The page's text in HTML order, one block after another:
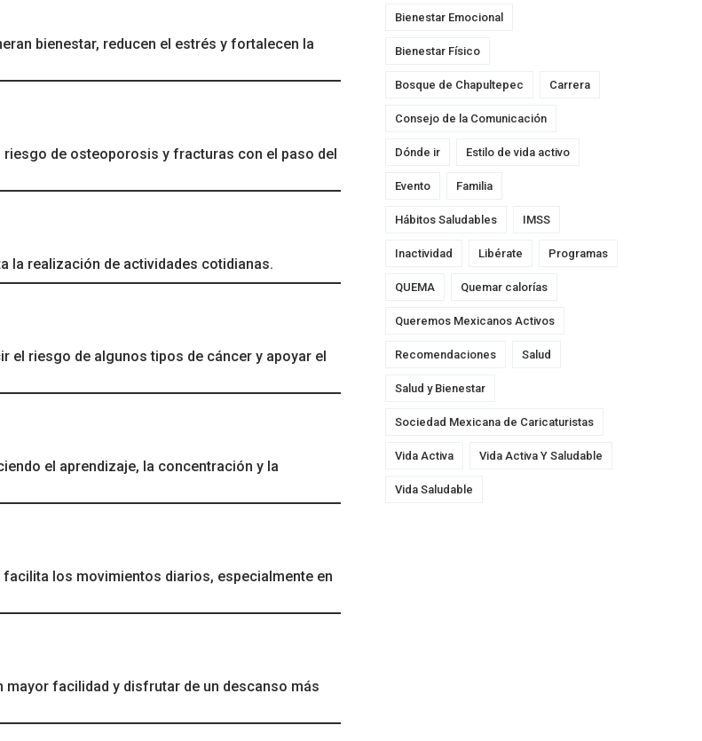
bienestar, reducen el estrés y fortalecen la
riesgo de osteoporosis y fracturas con el paso del
la realización de actividades cotidianas.
el riesgo de algunos tipos de cáncer y apoyar el
el aprendizaje, la concentración y la
los movimientos diarios, especialmente en
facilidad y disfrutar de un descanso más
Bienestar Emocional
Bienestar Físico
Bosque de Chapultepec Carrera
Consejo de la Comunicación
Dónde ir Estilo de vida activo
Evento Familia
Hábitos Saludables IMSS
Inactividad Libérate Programas
QUEMA Quemar calorías
Queremos Mexicanos Activos
Recomendaciones Salud
Salud y Bienestar
Sociedad Mexicana de Caricaturistas
Vida Activa Vida Activa Y Saludable
Vida Saludable